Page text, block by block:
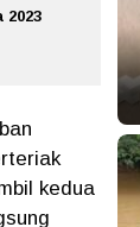
2023
kedua